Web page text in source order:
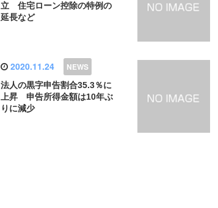
立 住宅ローン控除の特例の
延長など
2020.11.24
法人の黒字申告割合35.3％に
上昇 申告所得金額は10年ぶ
りに減少